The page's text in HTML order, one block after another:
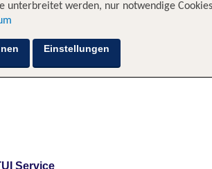
Service
unterbreitet werden, nur notwendige
Einstellungen